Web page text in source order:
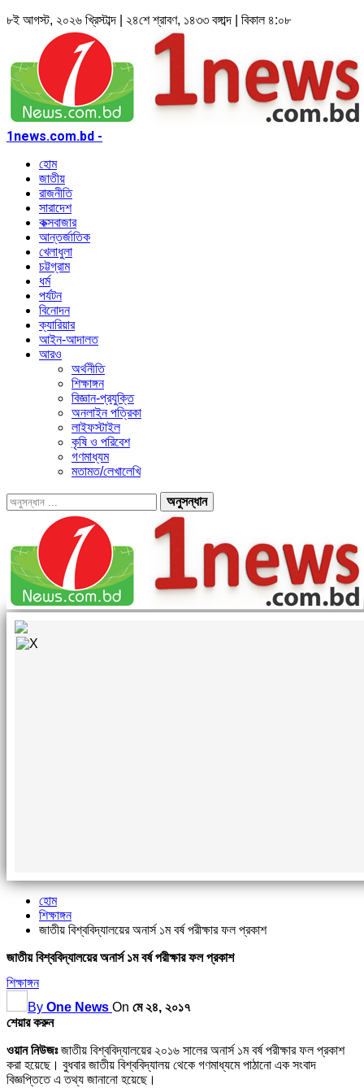
৮ই আগস্ট, ২০২৬ খ্রিস্টাব্দ | ২৪শে শ্রাবণ, ১৪৩৩ বঙ্গাব্দ | বিকাল ৪:০৮
1news.com.bd -
হোম
জাতীয়
রাজনীতি
সারাদেশ
কক্সবাজার
আন্তর্জাতিক
খেলাধুলা
চট্টগ্রাম
ধর্ম
পর্যটন
বিনোদন
ক্যারিয়ার
আইন-আদালত
আরও
অর্থনীতি
শিক্ষাঙ্গন
বিজ্ঞান-প্রযুক্তি
অনলাইন পত্রিকা
লাইফস্টাইল
কৃষি ও পরিবেশ
গণমাধ্যম
মতামত/লেখালেখি
হোম
শিক্ষাঙ্গন
জাতীয় বিশ্ববিদ্যালয়ের অনার্স ১ম বর্ষ পরীক্ষার ফল প্রকাশ
জাতীয় বিশ্ববিদ্যালয়ের অনার্স ১ম বর্ষ পরীক্ষার ফল প্রকাশ
শিক্ষাঙ্গন
By One News On মে ২৪, ২০১৭
শেয়ার করুন
ওয়ান নিউজঃজাতীয় বিশ্ববিদ্যালয়ের ২০১৬ সালের অনার্স ১ম বর্ষ পরীক্ষার ফল প্রকাশ
করা হয়েছে। বুধবার জাতীয় বিশ্ববিদ্যালয় থেকে গণমাধ্যমে পাঠানো এক সংবাদ
বিজ্ঞপ্তিতে এ তথ্য জানানো হয়েছে।